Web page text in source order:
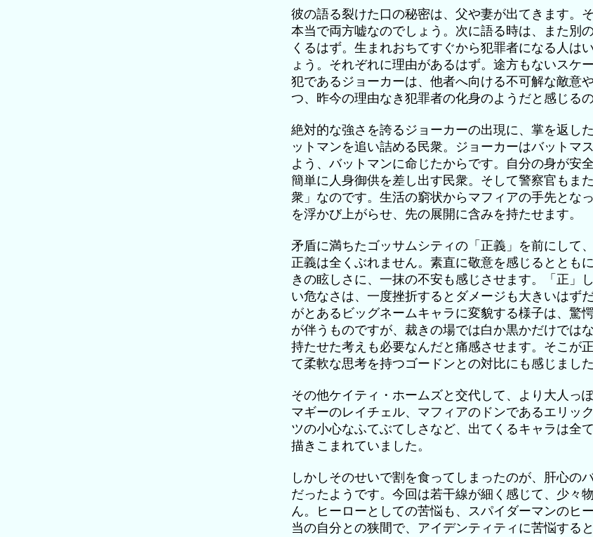
彼の語る裂けた口の秘密は、父や妻が出てきます。
本当で両方嘘なのでしょう。次に語る時は、また別
くるはず。生まれおちてすぐから犯罪者になる人は
ょう。それぞれに理由があるはず。途方もないスケ
犯であるジョーカーは、他者へ向ける不可解な敵意
つ、昨今の理由なき犯罪者の化身のようだと感じるの
絶対的な強さを誇るジョーカーの出現に、掌を返し
ットマンを追い詰める民衆。ジョーカーはバットマ
よう、バットマンに命じたからです。自分の身が安全
簡単に人身御供を差し出す民衆。そして警察官もま
衆」なのです。生活の窮状からマフィアの手先とな
を浮かび上がらせ、先の展開に含みを持たせます。
矛盾に満ちたゴッサムシティの「正義」を前にして
正義は全くぶれません。素直に敬意を感じるととも
きの眩しさに、一抹の不安も感じさせます。「正」
い危なさは、一度挫折するとダメージも大きいはず
がとあるビッグネームキャラに変貌する様子は、驚
が伴うものですが、裁きの場では白か黒かだけでは
持たせた考えも必要なんだと痛感させます。そこが
て柔軟な思考を持つゴードンとの対比にも感じました
その他ケイティ・ホームズと交代して、より大人っ
マギーのレイチェル、マフィアのドンであるエリッ
ツの小心なふてぶてしさなど、出てくるキャラは全
描きこまれていました。
しかしそのせいで割を食ってしまったのが、肝心の
だったようです。今回は若干線が細く感じて、少々
ん。ヒーローとしての苦悩も、スパイダーマンのヒ
当の自分との狭間で、アイデンティティに苦悩する